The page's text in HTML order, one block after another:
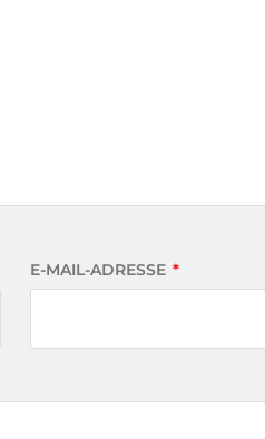
E-MAIL-ADRESSE *